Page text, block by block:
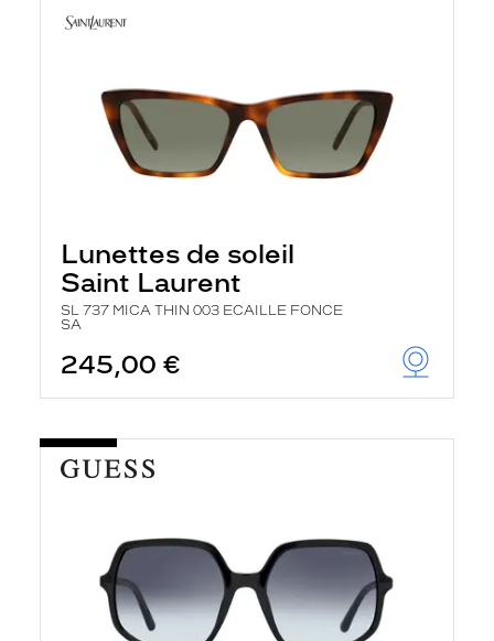
Lunettes de soleil
Saint Laurent
SL 737 MICA THIN 003 ECAILLE FONCE
SA
245,00 €